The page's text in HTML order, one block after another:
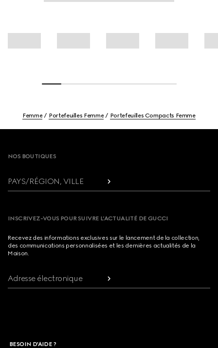
Femme Portefeuilles Femme Portefeuilles Compacts Femme
NOS BOUTIQUES
PAYS/RÉGION, VILLE
INSCRIVEZ-VOUS POUR SUIVRE L’ACTUALITÉ DE GUCCI
Recevez des informations exclusives sur le lancement de la collection,
des communications personnalisées et les dernières actualités de la
Maison.
Adresse électronique
BESOIN D'AIDE ?